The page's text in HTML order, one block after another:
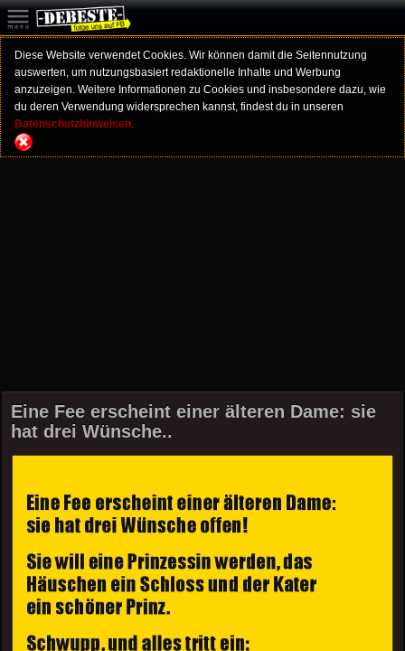
Diese Website verwendet Cookies. Wir können damit die Seitennutzung
auswerten, um nutzungsbasiert redaktionelle Inhalte und Werbung
anzuzeigen. Weitere Informationen zu Cookies und insbesondere dazu, wie
du deren Verwendung widersprechen kannst, findest du in unseren
Datenschutzhinweisen.
Eine Fee erscheint einer älteren Dame: sie
hat drei Wünsche..